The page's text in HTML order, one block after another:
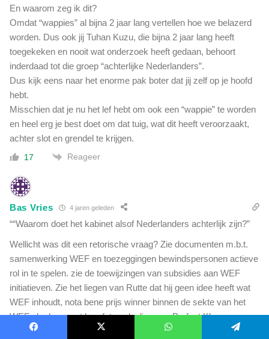
En waarom zeg ik dit?
Omdat “wappies” al bijna 2 jaar lang vertellen hoe we belazerd
worden. Dus ook jij Tuhan Kuzu, die bijna 2 jaar lang heeft
toegekeken en nooit wat onderzoek heeft gedaan, behoort
inderdaad tot die groep “achterlijke Nederlanders”.
Dus kijk eens naar het enorme pak boter dat jij zelf op je hoofd
hebt.
Misschien dat je nu het lef hebt om ook een “wappie” te worden
en heel erg je best doet om dat tuig, wat dit heeft veroorzaakt,
achter slot en grendel te krijgen.
17 Reageer
Bas Vries 4 jaren geleden
““Waarom doet het kabinet alsof Nederlanders achterlijk zijn?”
Wellicht was dit een retorische vraag? Zie documenten m.b.t.
samenwerking WEF en toezeggingen bewindspersonen actieve
rol in te spelen. zie de toewijzingen van subsidies aan WEF
initiatieven. Zie het liegen van Rutte dat hij geen idee heeft wat
WEF inhoudt, nota bene prijs winner binnen de sekte van het
WEF als de meest braafste volgeling van Profeet Klaus
Schwab.